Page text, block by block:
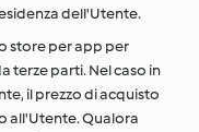
dell'Utente.
store per app per
terze parti. Nel caso in
il prezzo di acquisto
all'Utente. Qualora